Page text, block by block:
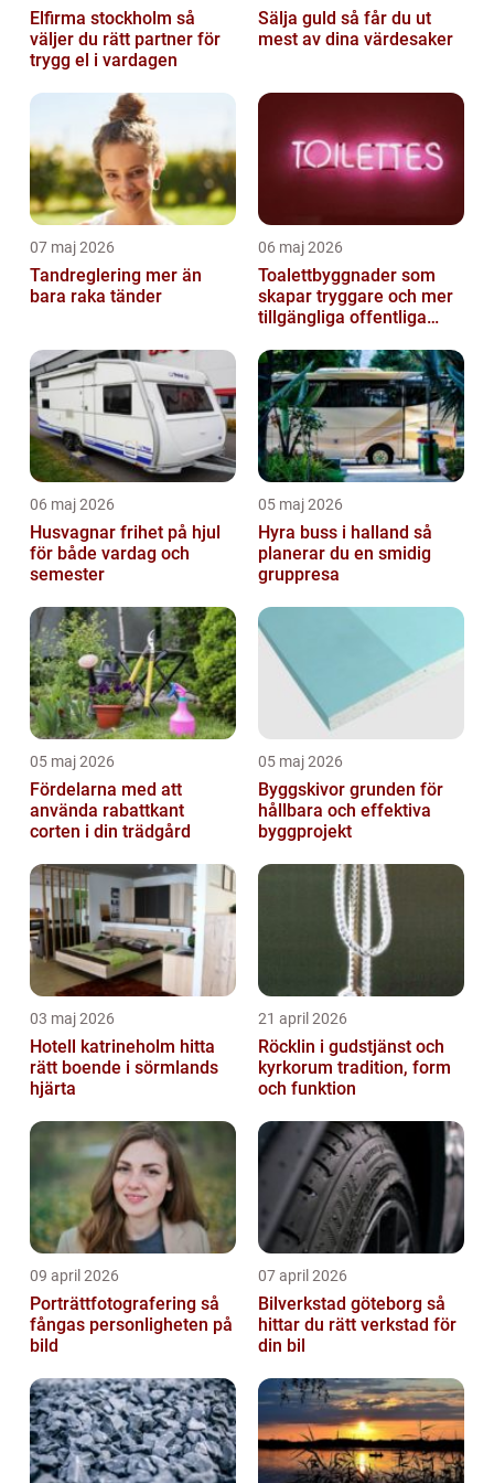
Elfirma stockholm så
väljer du rätt partner för
trygg el i vardagen
Sälja guld så får du ut
mest av dina värdesaker
07 maj 2026
Tandreglering mer än
bara raka tänder
06 maj 2026
Toalettbyggnader som
skapar tryggare och mer
tillgängliga offentliga
06 maj 2026
Husvagnar frihet på hjul
för både vardag och
semester
05 maj 2026
Hyra buss i halland så
planerar du en smidig
gruppresa
05 maj 2026
Fördelarna med att
använda rabattkant
corten i din trädgård
05 maj 2026
Byggskivor grunden för
hållbara och effektiva
byggprojekt
03 maj 2026
Hotell katrineholm hitta
rätt boende i sörmlands
hjärta
21 april 2026
Röcklin i gudstjänst och
kyrkorum tradition, form
och funktion
09 april 2026
Porträttfotografering så
fångas personligheten på
bild
07 april 2026
Bilverkstad göteborg så
hittar du rätt verkstad för
din bil